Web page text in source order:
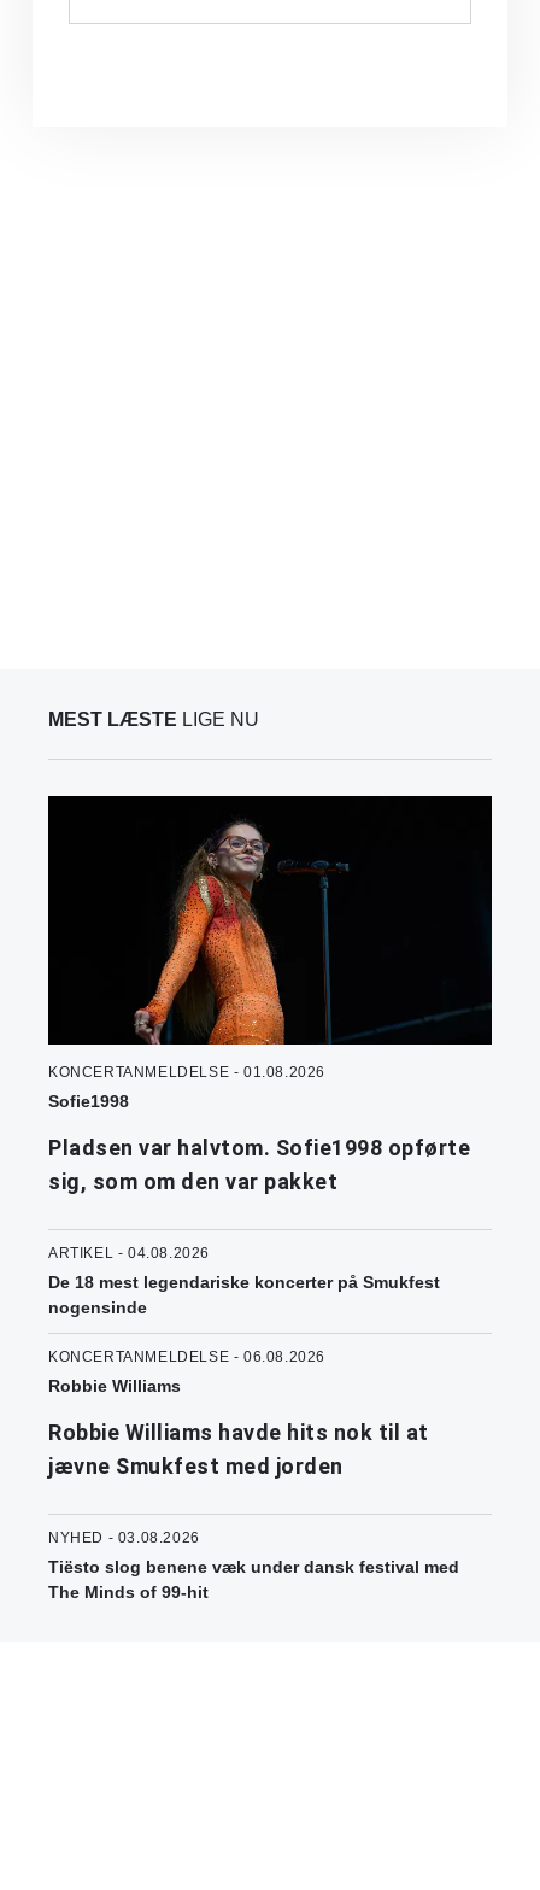
MEST LÆSTE LIGE NU
KONCERTANMELDELSE - 01.08.2026
Sofie1998
Pladsen var halvtom. Sofie1998 opførte
sig, som om den var pakket
ARTIKEL - 04.08.2026
De 18 mest legendariske koncerter på Smukfest
nogensinde
KONCERTANMELDELSE - 06.08.2026
Robbie Williams
Robbie Williams havde hits nok til at
jævne Smukfest med jorden
NYHED - 03.08.2026
Tiësto slog benene væk under dansk festival med
The Minds of 99-hit